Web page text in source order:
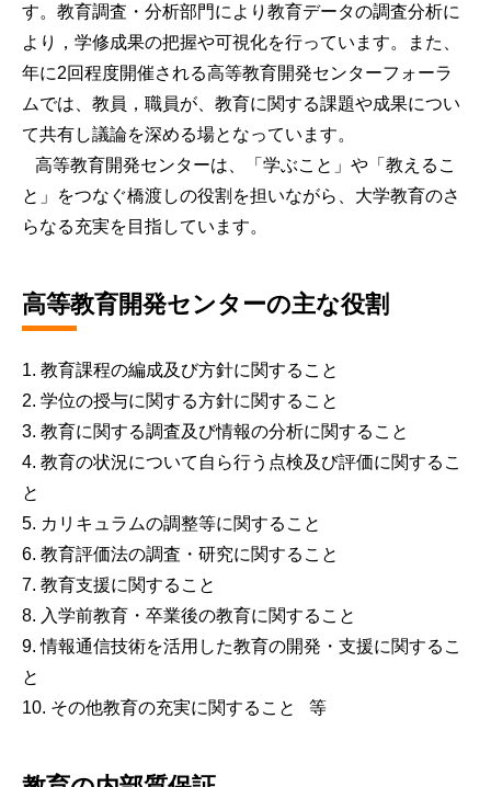
す。教育調査・分析部門により教育データの調査分析に
より，学修成果の把握や可視化を行っています。また、
年に2回程度開催される高等教育開発センターフォーラ
ムでは、教員，職員が、教育に関する課題や成果につい
て共有し議論を深める場となっています。
高等教育開発センターは、「学ぶこと」や「教えるこ
と」をつなぐ橋渡しの役割を担いながら、大学教育のさ
らなる充実を目指しています。
高等教育開発センターの主な役割
1. 教育課程の編成及び方針に関すること
2. 学位の授与に関する方針に関すること
3. 教育に関する調査及び情報の分析に関すること
4. 教育の状況について自ら行う点検及び評価に関するこ
と
5. カリキュラムの調整等に関すること
6. 教育評価法の調査・研究に関すること
7. 教育支援に関すること
8. 入学前教育・卒業後の教育に関すること
9. 情報通信技術を活用した教育の開発・支援に関するこ
と
10. その他教育の充実に関すること 等